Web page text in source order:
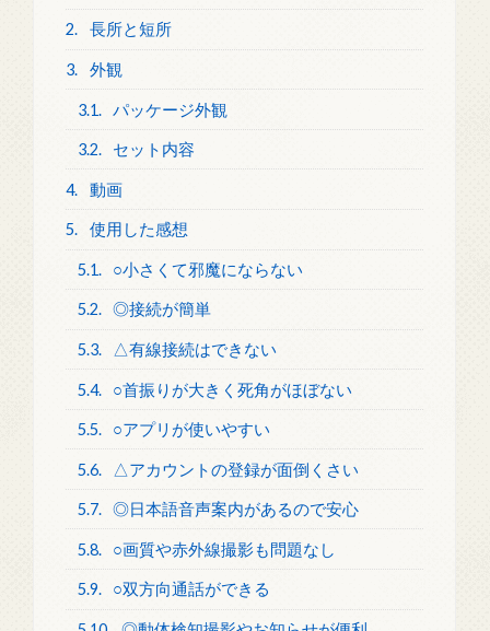
2. 長所と短所
3. 外観
3.1. パッケージ外観
3.2. セット内容
4. 動画
5. 使用した感想
5.1. ○小さくて邪魔にならない
5.2. ◎接続が簡単
5.3. △有線接続はできない
5.4. ○首振りが大きく死角がほぼない
5.5. ○アプリが使いやすい
5.6. △アカウントの登録が面倒くさい
5.7. ◎日本語音声案内があるので安心
5.8. ○画質や赤外線撮影も問題なし
5.9. ○双方向通話ができる